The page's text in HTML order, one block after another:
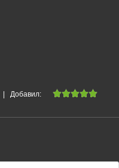
| Добавил: